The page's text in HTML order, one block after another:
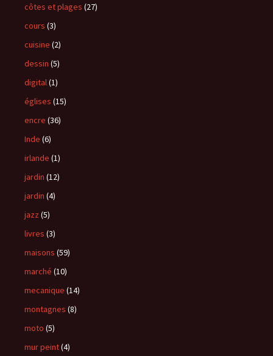
côtes et plages (27)
cours (3)
cuisine (2)
dessin (5)
digital(1)
églises (15)
encre (36)
Inde (6)
irlande (1)
jardin (12)
jardin (4)
jazz (5)
livres (3)
maisons (59)
marché (10)
mecanique (14)
montagnes (8)
moto (5)
mur peint(4)